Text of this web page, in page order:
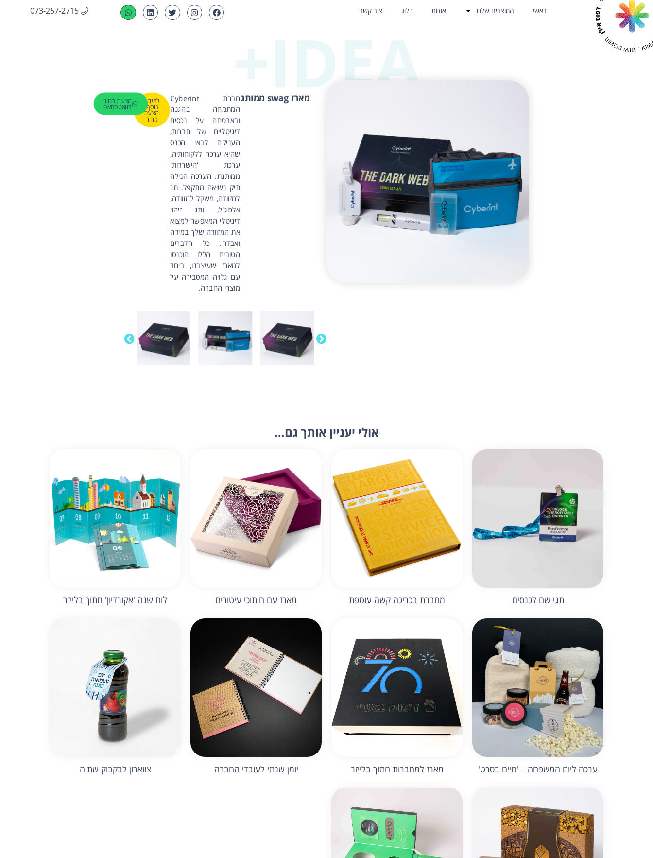
ראשי המוצרים שלנו אודות בלוג צור קשר 073-257-2715
IDEA+ מארז swag ממותג חברתCyberint
המתמחה בהגנה
ובאבטחה על נכסים
דיגיטליים של חברות,
העניקה לבאי הכנס
שהיא ערכה ללקוחותיה,
ערכת 'הישרדות'
ממותגת. הערכה הכילה
תיק נשיאה מתקפל, תג
למזוודה, משקל למזוודה,
אלכוג'ל, ותג זיהוי
דיגיטלי המאפשר למצוא
את המזוודה שלך במידה
ואבדה. כל הדברים
הטובים הללו הוכנסו
למארז שעיצבנו, ביחד
עם גלויה המסבירה על
מוצרי החברה.
למידע
נוסף
והצעת
מחיר
הצעת מחיר
בוואטססאפ
אולי יעניין אותך גם…
תגי שם לכנסים מחברת בכריכה קשה עוטפת מארז עם חיתוכי עיטורים לוח שנה 'אקורדיון' חתוך בלייזר
ערכה ליום המשפחה – 'חיים בסרט' מארז למחברות חתוך בלייזר יומן שנתי לעובדי החברה צווארון לבקבוק שתיה